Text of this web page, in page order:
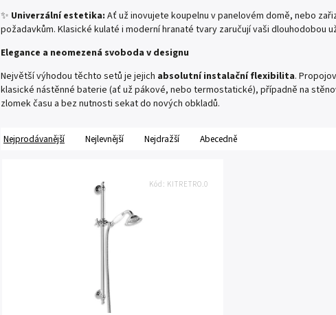
✨ Univerzální estetika: Ať už inovujete koupelnu v panelovém domě, nebo
požadavkům. Klasické kulaté i moderní hranaté tvary zaručují vaši
Elegance a neomezená svoboda v designu
Největší výhodou těchto setů je jejich absolutní instalační flexibilita.
klasické nástěnné baterie (ať už pákové, nebo termostatické), případně na
zlomek času a bez nutnosti sekat do nových obkladů.
Nejprodávanější Nejlevnější Nejdražší Abecedně
Kód: KITRETRO.0